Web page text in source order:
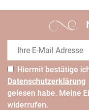
Hiermit bestätige
Daten­schutz­erklärung
gelesen habe. Meine
widerrufen.